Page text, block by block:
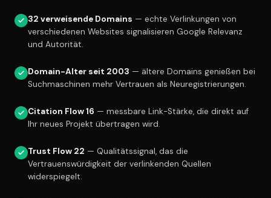
32 verweisende Domains — echte Verlinkungen von
verschiedenen Websites signalisieren Google Relevanz
und Autorität.
Domain-Alter seit 2003 — ältere Domains genießen bei
Suchmaschinen mehr Vertrauen als Neuregistrierungen.
Citation Flow 16 — messbare Link-Stärke, die direkt auf
Ihr neues Projekt übertragen wird.
Trust Flow 22 — Qualitätssignal, das die
Vertrauenswürdigkeit der verlinkenden Quellen
widerspiegelt.